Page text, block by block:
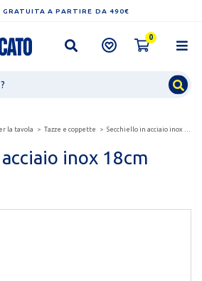
GRATUITA A PARTIRE DA 490€
0
la tavola Tazze e coppette Secchiello in acciaio inox 18cm
inox 18cm